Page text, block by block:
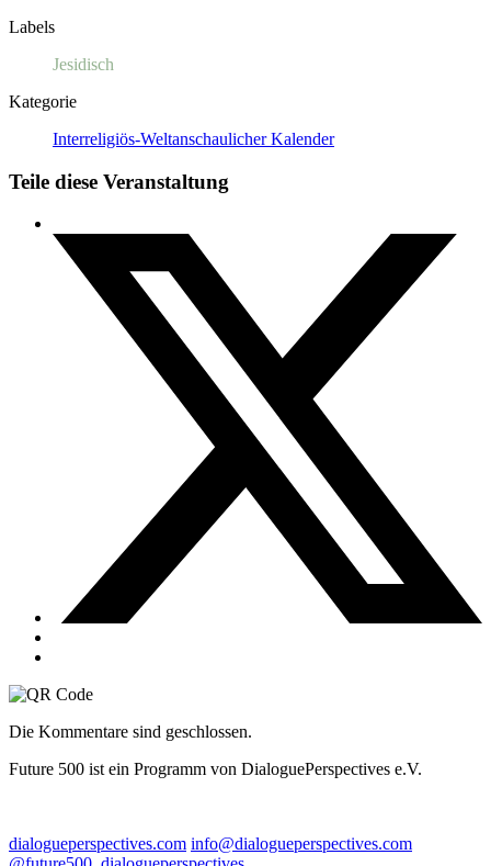
Labels
Jesidisch
Kategorie
Interreligiös-Weltanschaulicher Kalender
Teile diese Veranstaltung
Die Kommentare sind geschlossen.
Future 500 ist ein Programm von DialoguePerspectives e.V.
dialogueperspectives.com info@dialogueperspectives.com